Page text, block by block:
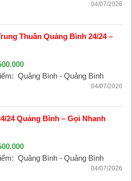
04/07/2026
Thuần Quảng Bình 24/24 –
Quảng Bình - Quảng Bình
04/07/2026
24 Quảng Bình – Gọi Nhanh
Quảng Bình - Quảng Bình
04/07/2026